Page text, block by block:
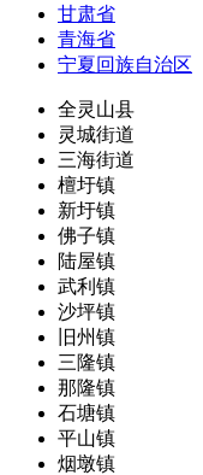
甘肃省
青海省
宁夏回族自治区
全灵山县
灵城街道
三海街道
檀圩镇
新圩镇
佛子镇
陆屋镇
武利镇
沙坪镇
旧州镇
三隆镇
那隆镇
石塘镇
平山镇
烟墩镇